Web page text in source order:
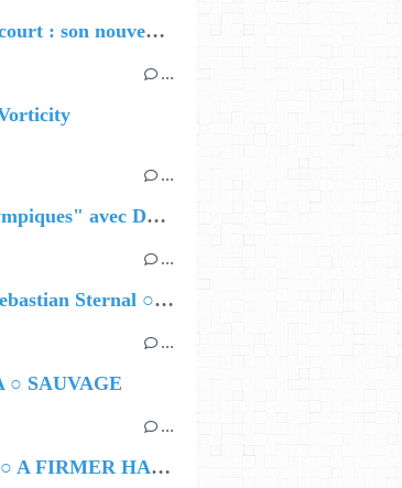
Christophe Rocancourt : son nouveau film
…
…
Célébrez "Les Olympiques" avec DVTR !
…
Airelle Besson ○ Sebastian Sternal ○ Jonas Burgwinkel
…
SAUVAGE
…
HAMISH HAWK ○ A FIRMER HAND